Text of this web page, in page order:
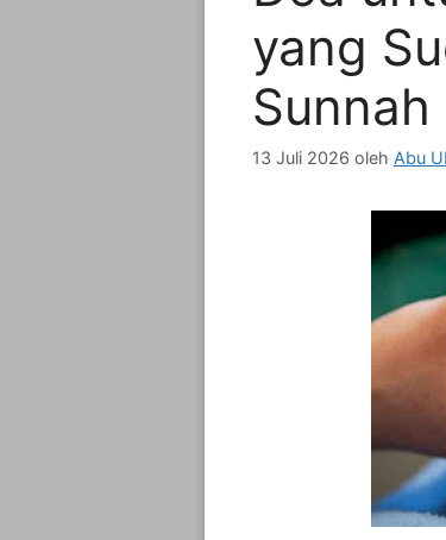
yang
Sunnah
13 Juli 2026 oleh Abu